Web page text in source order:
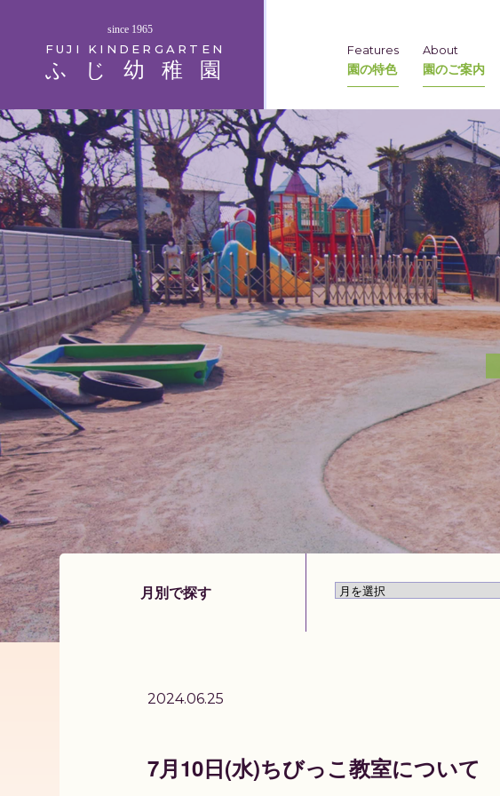
ふじ幼稚園
FUJI KINDERGARTEN
since 1965
Features
園の特色
About
園のご案内
月別で探す
2024.06.25
7月10日(水)ちびっこ教室について